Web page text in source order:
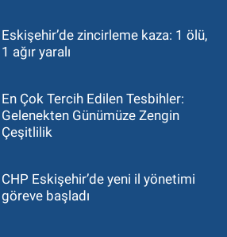
Eskişehir’de zincirleme kaza: 1 ölü,
1 ağır yaralı
En Çok Tercih Edilen Tesbihler:
Gelenekten Günümüze Zengin
Çeşitlilik
CHP Eskişehir’de yeni il yönetimi
göreve başladı